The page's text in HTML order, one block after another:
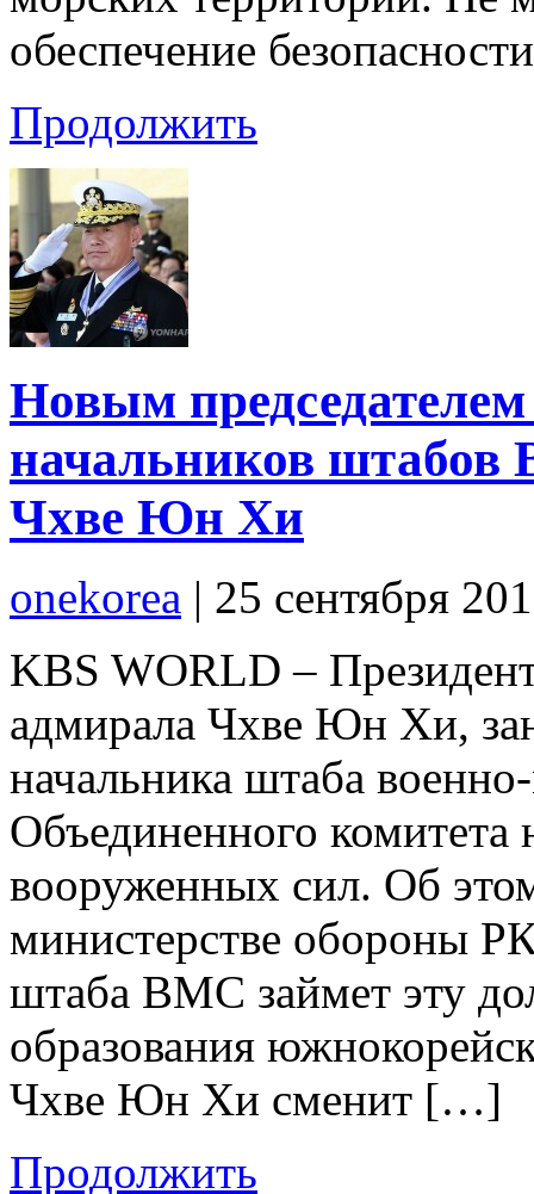
обеспечение
Продолжить
Новым
начальников штабов
Чхве Юн Хи
onekorea | 25 сентября
KBS WORLD –
адмирала Чхве Юн Хи,
начальника штаба
Объединенного комитета
вооруженных сил. Об
министерстве обороны
штаба ВМС займет эту
образования
Чхве Юн Хи сменит […]
Продолжить